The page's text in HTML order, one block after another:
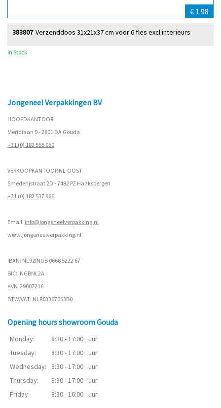
€ 1.98
Verzenddoos 31x21x37 cm voor 6 fles excl.interieurs
383807
In Stock
Jongeneel Verpakkingen BV
HOOFDKANTOOR
Meridiaan 9 - 2801 DA Gouda
+31 (0) 182 555 050
VERKOOPKANTOOR NL-OOST
Smederijstraat 2D - 7482 PZ Haaksbergen
+31 (0) 182 537 966
Email: info@jongeneelverpakking.nl
www.jongeneelverpakking.nl
IBAN: NL92INGB 0668 5222 67
BIC: INGBNL2A
KVK: 29007216
BTW/VAT: NL803367053B0
Opening hours showroom Gouda
Monday: 8:30 - 17:00 uur
Tuesday:
8:30 - 17:00 uur
Wednesday:
8:30 - 17:00 uur
Thursday:
8:30 - 17:00 uur
Friday:
8:30 - 16:00 uur